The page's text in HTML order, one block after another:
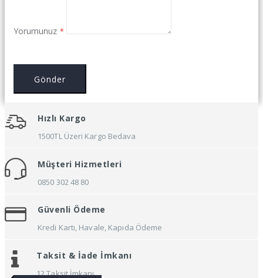
Yorumunuz
Gönder
Hızlı Kargo
1500TL Üzeri Kargo Bedava
Müşteri Hizmetleri
0850 302 48 80
Güvenli Ödeme
Kredi Kartı, Havale, Kapıda Ödeme
Taksit & İade İmkanı
12 Taksit İmkanı